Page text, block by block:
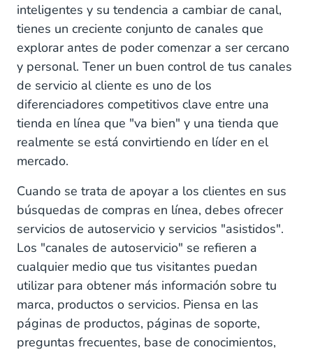
inteligentes y su tendencia a cambiar de canal,
tienes un creciente conjunto de canales que
explorar antes de poder comenzar a ser cercano
y personal. Tener un buen control de tus canales
de servicio al cliente es uno de los
diferenciadores competitivos clave entre una
tienda en línea que "va bien" y una tienda que
realmente se está convirtiendo en líder en el
mercado.
Cuando se trata de apoyar a los clientes en sus
búsquedas de compras en línea, debes ofrecer
servicios de autoservicio y servicios "asistidos".
Los "canales de autoservicio" se refieren a
cualquier medio que tus visitantes puedan
utilizar para obtener más información sobre tu
marca, productos o servicios. Piensa en las
páginas de productos, páginas de soporte,
preguntas frecuentes, base de conocimientos,